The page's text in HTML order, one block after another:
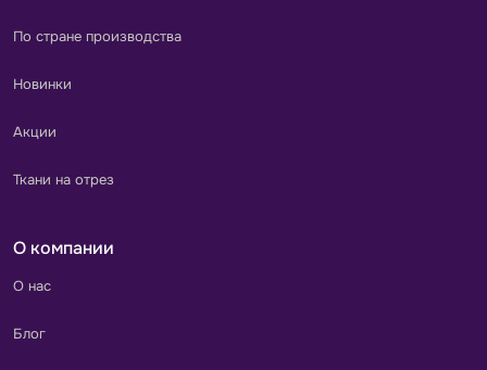
По стране производства
Новинки
Акции
Ткани на отрез
О компании
О нас
Блог